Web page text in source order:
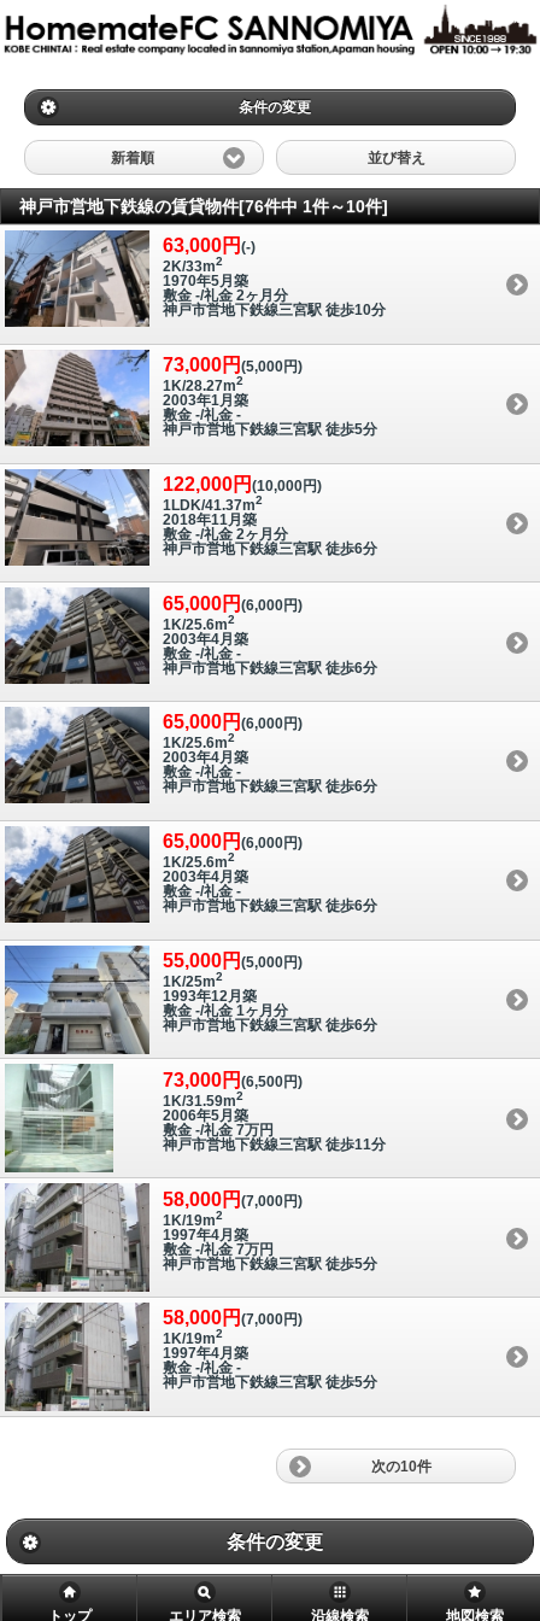
条件の変更
新着順 並び替え
神戸市営地下鉄線の賃貸物件[76件中 1件～10件]
63,000円 (-)
2K/33m2
1970年5月築
敷金 -/礼金 2ヶ月分
神戸市営地下鉄線三宮駅 徒歩10分
73,000円 (5,000円)
1K/28.27m2
2003年1月築
敷金 -/礼金 -
神戸市営地下鉄線三宮駅 徒歩5分
122,000円 (10,000円)
1LDK/41.37m2
2018年11月築
敷金 -/礼金 2ヶ月分
神戸市営地下鉄線三宮駅 徒歩6分
65,000円 (6,000円)
1K/25.6m2
2003年4月築
敷金 -/礼金 -
神戸市営地下鉄線三宮駅 徒歩6分
65,000円 (6,000円)
1K/25.6m2
2003年4月築
敷金 -/礼金 -
神戸市営地下鉄線三宮駅 徒歩6分
65,000円 (6,000円)
1K/25.6m2
2003年4月築
敷金 -/礼金 -
神戸市営地下鉄線三宮駅 徒歩6分
55,000円 (5,000円)
1K/25m2
1993年12月築
敷金 -/礼金 1ヶ月分
神戸市営地下鉄線三宮駅 徒歩6分
73,000円 (6,500円)
1K/31.59m2
2006年5月築
敷金 -/礼金 7万円
神戸市営地下鉄線三宮駅 徒歩11分
58,000円 (7,000円)
1K/19m2
1997年4月築
敷金 -/礼金 7万円
神戸市営地下鉄線三宮駅 徒歩5分
58,000円 (7,000円)
1K/19m2
1997年4月築
敷金 -/礼金 -
神戸市営地下鉄線三宮駅 徒歩5分
次の10件
条件の変更
トップ エリア検索 沿線検索 地図検索